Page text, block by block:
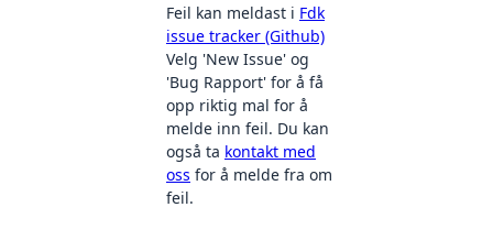
Feil kan meldast i Fdk
issue tracker (Github)
Velg 'New Issue' og
'Bug Rapport' for å få
opp riktig mal for å
melde inn feil. Du kan
også ta kontakt med
oss for å melde fra om
feil.